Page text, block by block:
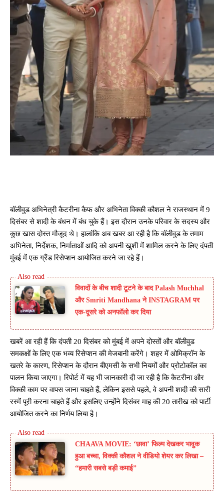
बॉलीवुड अभिनेत्री कैटरीना कैफ और अभिनेता विक्की कौशल ने राजस्थान में 9
दिसंबर से शादी के बंधन में बंध चुके हैं। इस दौरान उनके परिवार के सदस्य और
कुछ खास दोस्त मौजूद थे। हालांकि अब खबर आ रही है कि बॉलीवुड के तमाम
अभिनेता, निर्देशक, निर्माताओं आदि को अपनी खुशी में शामिल करने के लिए दंपती
मुंबई में एक ग्रैंड रिसेप्शन आयोजित करने जा रहे हैं।
विवादों के बीच शादी टूटने के बाद Palash Muchhal
और Smriti Mandhana ने INSTAGRAM पर
एक-दूसरे को अनफॉलो कर दिया
खबरें आ रही हैं कि दंपती 20 दिसंबर को मुंबई में अपने दोस्तों और बॉलीवुड
समकक्षों के लिए एक भव्य रिसेप्शन की मेजबानी करेंगे। शहर में ओमिक्रॉन के
खतरे के कारण, रिसेप्शन के दौरान बीएमसी के सभी नियमों और प्रोटोकॉल का
पालन किया जाएगा। रिपोर्ट में यह भी जानकारी दी जा रही है कि कैटरीना और
विक्की काम पर वापस जाना चाहते हैं, लेकिन इससे पहले, वे अपनी शादी की सारी
रस्में पूरी करना चाहते हैं और इसलिए उन्होंने दिसंबर माह की 20 तारीख को पार्टी
आयोजित करने का निर्णय लिया है।
CHAAVA MOVIE: ‘छावा’ फिल्म देखकर भावुक
हुआ बच्चा, विक्की कौशल ने वीडियो शेयर कर लिखा –
“हमारी सबसे बड़ी कमाई”